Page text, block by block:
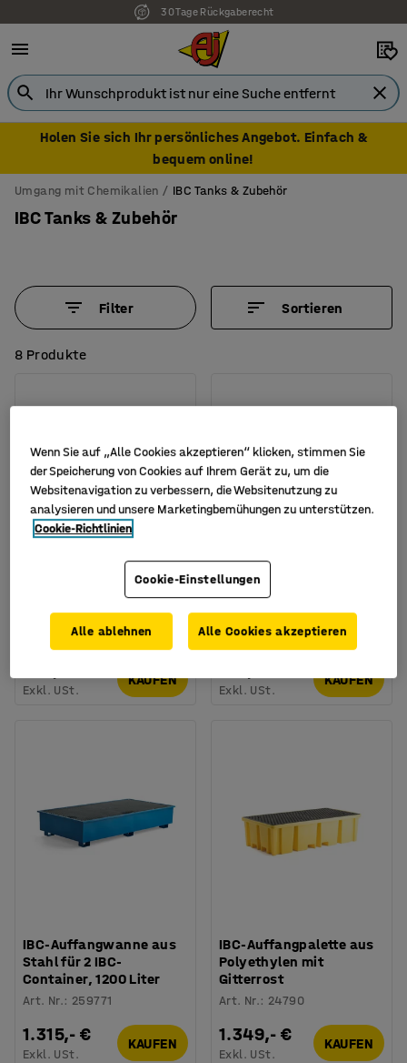
7 Jahre Garantie
Holen Sie sich Ihr persönliches Angebot. Einfach &
bequem online!
Umgang mit Chemikalien IBC Tanks & Zubehör
IBC Tanks & Zubehör
Filter Sortieren
8 Produkte
IBC-Überlaufwanne mit
Kunststoffpalette, 600 l
:73932
Exkl. USt.
KAUFEN
IBC-Trichter mit Deckel
Exkl. USt.
KAUFEN
IBC-Auffangwanne aus
Stahl für 2 IBC-
Container, 1200 Liter
Art. Nr.: 259771
1.315,- €
Exkl. USt.
KAUFEN
IBC-Auffangpalette aus
Polyethylen mit
Gitterrost
Art. Nr.: 24790
1.349,- €
Exkl. USt.
KAUFEN
Wenn Sie auf „Alle Cookies akzeptieren“ klicken, stimmen Sie
der Speicherung von Cookies auf Ihrem Gerät zu, um die
Websitenavigation zu verbessern, die Websitenutzung zu
analysieren und unsere Marketingbemühungen zu unterstützen.
Cookie-Richtlinien
Cookie-Einstellungen
Alle ablehnen Alle Cookies akzeptieren